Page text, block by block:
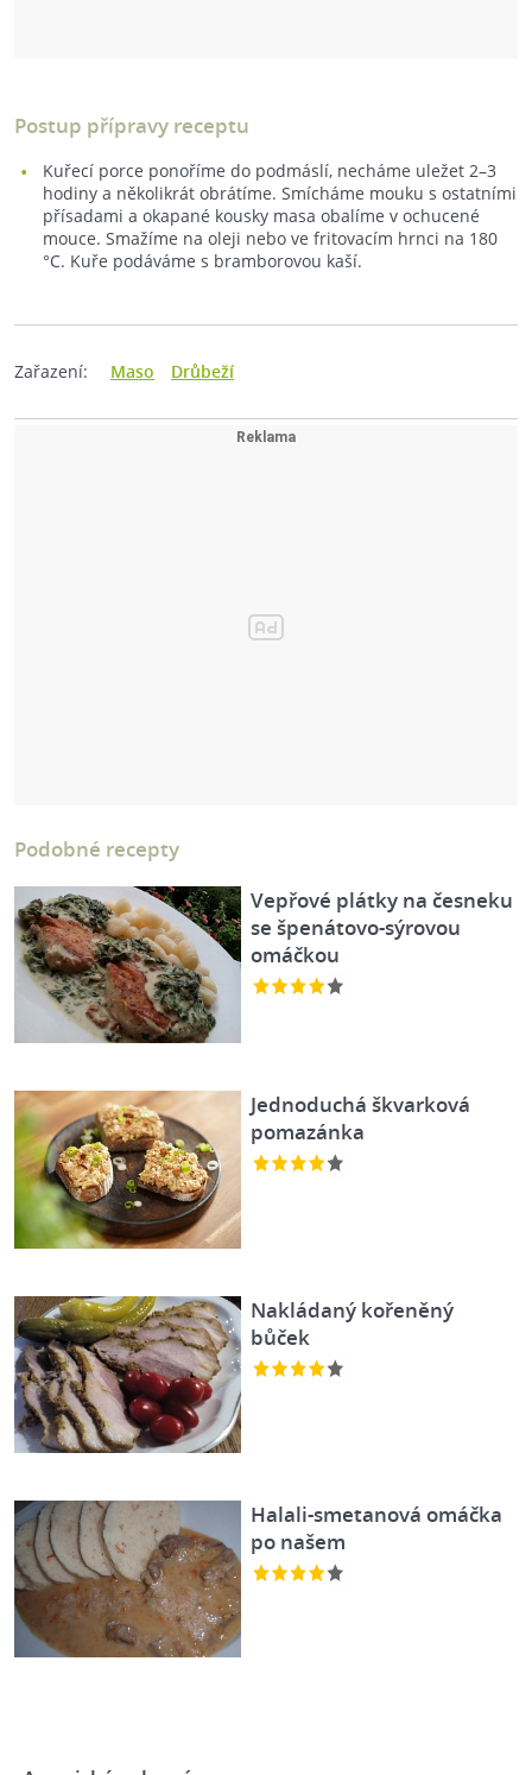
Postup přípravy receptu
Kuřecí porce ponoříme do podmáslí, necháme uležet 2–3
hodiny a několikrát obrátíme. Smícháme mouku s ostatními
přísadami a okapané kousky masa obalíme v ochucené
mouce. Smažíme na oleji nebo ve fritovacím hrnci na 180
°C. Kuře podáváme s bramborovou kaší.
Zařazení: Maso Drůbeží
Podobné recepty
Vepřové plátky na česneku
se špenátovo-sýrovou
omáčkou
Jednoduchá škvarková
pomazánka
Nakládaný kořeněný
bůček
Halali-smetanová omáčka
po našem